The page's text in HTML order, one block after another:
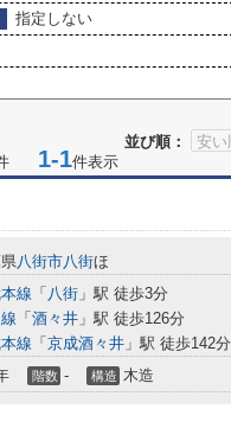
指定しない
並び順：
1-1件表示
八街市八街ほ
線 「 八街 」駅 徒歩3分
「 酒々井 」駅 徒歩126分
線 「 京成酒々井 」駅 徒歩142分
階数 - 構造 木造